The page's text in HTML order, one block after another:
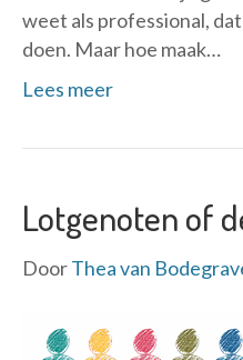
weet als professional,
doen. Maar hoe maak…
Lees meer
Lotgenoten of
DoorThea van